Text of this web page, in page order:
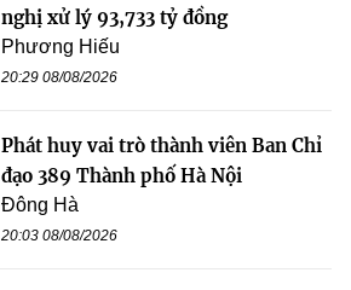
nghị xử lý 93,733 tỷ đồng
Phương Hiếu
20:29 08/08/2026
Phát huy vai trò thành viên Ban Chỉ
đạo 389 Thành phố Hà Nội
Đông Hà
20:03 08/08/2026